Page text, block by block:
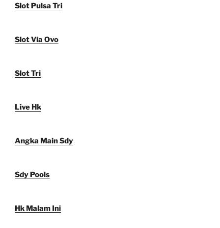
Slot Pulsa Tri
Slot Via Ovo
Slot Tri
Live Hk
Angka Main Sdy
Sdy Pools
Hk Malam Ini